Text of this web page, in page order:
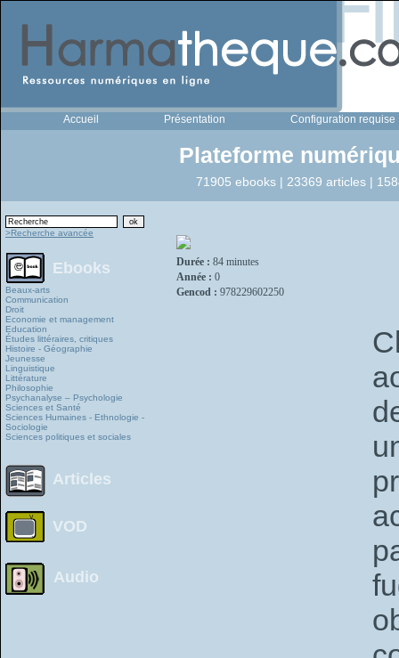
Accueil Présentation Configuration requise
Plateforme
71905 ebooks | 23369 articles |
>Recherche avancée
Ebooks
Beaux-arts
Communication
Droit
Economie et management
Education
Études littéraires, critiques
Histoire - Géographie
Jeunesse
Linguistique
Littérature
Philosophie
Psychanalyse – Psychologie
Sciences et Santé
Sciences Humaines - Ethnologie -
Sociologie
Sciences politiques et sociales
Articles
VOD
Audio
Durée : 84 minutes
Année : 0
Gencod : 978229602250